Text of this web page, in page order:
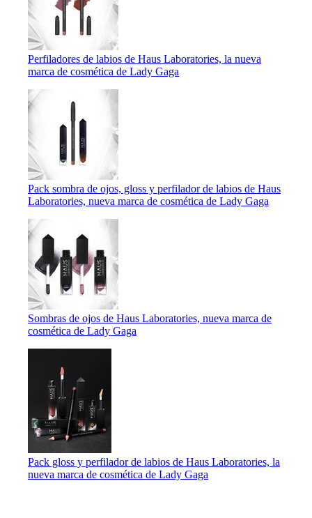
Perfiladores de labios de Haus Laboratories, la nueva
marca de cosmética de Lady Gaga
Pack sombra de ojos, gloss y perfilador de labios de Haus
Laboratories, nueva marca de cosmética de Lady Gaga
Sombras de ojos de Haus Laboratories, nueva marca de
cosmética de Lady Gaga
Pack gloss y perfilador de labios de Haus Laboratories, la
nueva marca de cosmética de Lady Gaga